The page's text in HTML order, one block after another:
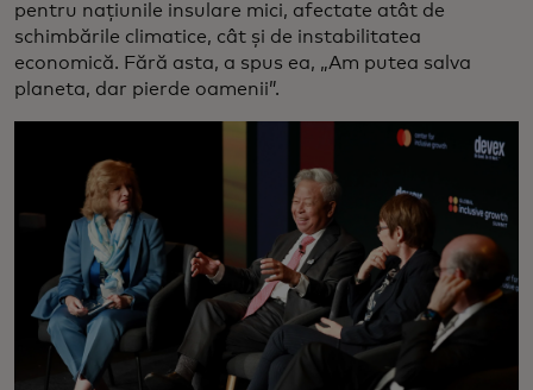
pentru națiunile insulare mici, afectate atât de
schimbările climatice, cât și de instabilitatea
economică. Fără asta, a spus ea, „Am putea salva
planeta, dar pierde oamenii”.